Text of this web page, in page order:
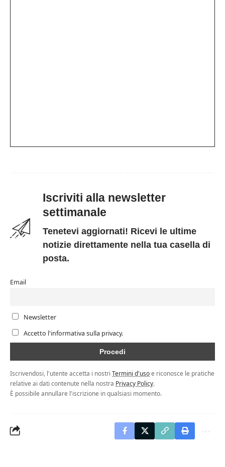
Iscriviti alla newsletter
settimanale
Tenetevi aggiornati! Ricevi le ultime
notizie direttamente nella tua casella di
posta.
Email
Newsletter
Accetto l'informativa sulla privacy.
Iscrivendosi, l'utente accetta i nostri Termini d'usoe riconosce le pratiche
relative ai dati contenute nella nostra Privacy Policy.
È possibile annullare l'iscrizione in qualsiasi momento.